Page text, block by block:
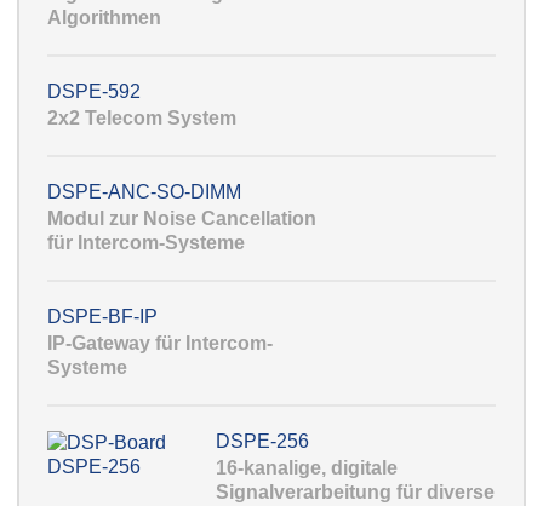
Algorithmen
DSPE-592
2x2 Telecom System
DSPE-ANC-SO-DIMM
Modul zur Noise Cancellation
für Intercom-Systeme
DSPE-BF-IP
IP-Gateway für Intercom-
Systeme
DSPE-256
16-kanalige, digitale
Signalverarbeitung für diverse